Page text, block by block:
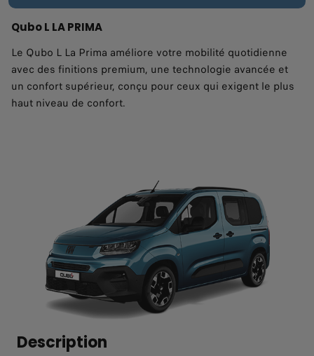
Qubo L LA PRIMA
Le Qubo L La Prima améliore votre mobilité quotidienne
avec des finitions premium, une technologie avancée et
un confort supérieur, conçu pour ceux qui exigent le plus
haut niveau de confort.
Description